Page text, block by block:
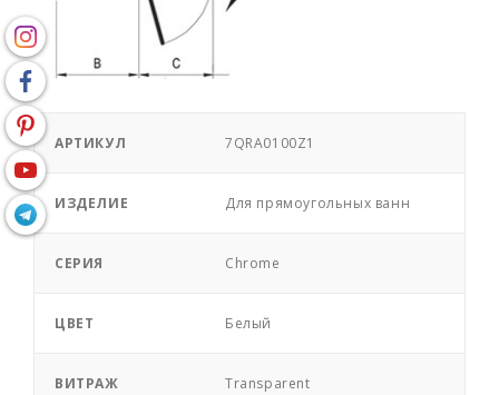
АРТИКУЛ 7QRA0100Z1
ИЗДЕЛИЕ Для прямоугольных ванн
СЕРИЯ Chrome
ЦВЕТ Белый
ВИТРАЖ Transparent